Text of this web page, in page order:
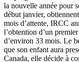
la nouvelle année pour
début janvier,
mois d’attente, IRCC
l’obtention d’un
d’environ 33 mois. Le
que son enfant aura
Canada, elle décide à